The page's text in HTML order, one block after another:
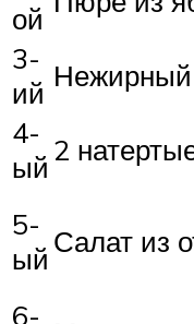
ой
3-
ий Нежирный
4-
ый 2
5-
ый Салат из
6-